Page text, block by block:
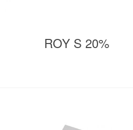
ROY S 20%